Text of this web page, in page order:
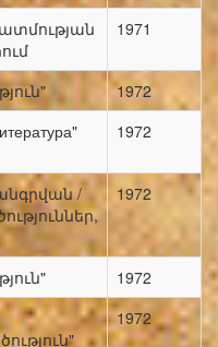
1971
1972
1972
/
1972
1972
1972